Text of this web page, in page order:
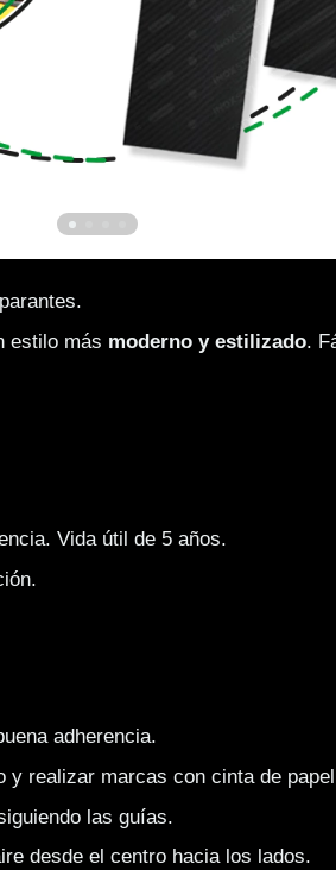
estilo más moderno y estilizado.
Vida útil de 5 años.
adherencia.
realizar marcas con cinta de
las guías.
desde el centro hacia los lados.